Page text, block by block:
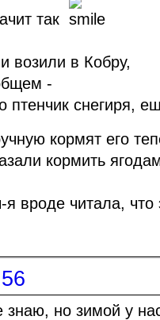
так
возили в Кобру,
-
птенчик снегиря,
кормят его
кормить
я вроде читала, что
знаю, но зимой у